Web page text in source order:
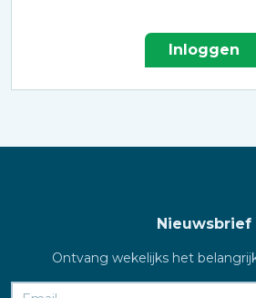
Inloggen
Nieuwsbrief
Ontvang wekelijks het